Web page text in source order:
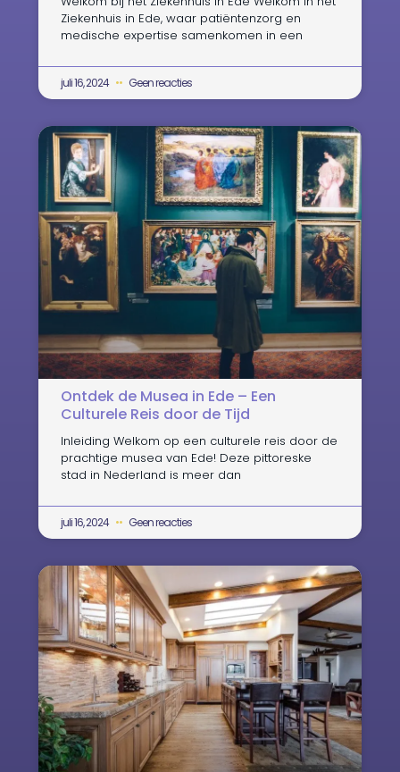
Ziekenhuis in Ede, waar patiëntenzorg en
medische expertise samenkomen in een
juli 16, 2024 Geen reacties
Ontdek de Musea in Ede – Een
Culturele Reis door de Tijd
Inleiding Welkom op een culturele reis door de
prachtige musea van Ede! Deze pittoreske
stad in Nederland is meer dan
juli 16, 2024 Geen reacties